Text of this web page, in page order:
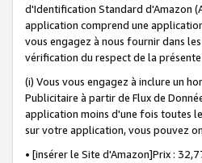
d'Identification Standard d'Amazon
application comprend une
vous engagez à nous fournir dans
vérification du respect de la présente
(i) Vous vous engagez à inclure un
Publicitaire à partir de Flux de
application moins d'une fois toutes
sur votre application, vous pouvez
• [insérer le Site d'Amazon]Prix :